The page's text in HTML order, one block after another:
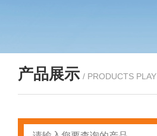
产品展示 / PRODUCTS PLAY